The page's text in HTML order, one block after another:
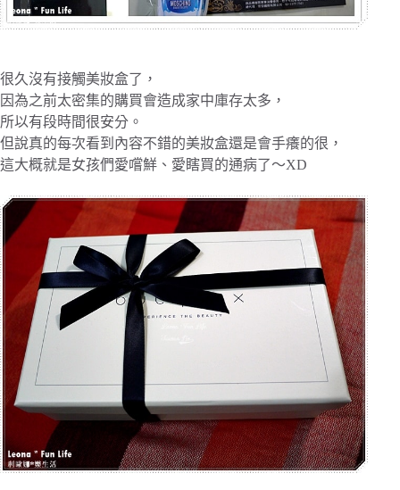
很久沒有接觸美妝盒了，
因為之前太密集的購買會造成家中庫存太多，
所以有段時間很安分。
但說真的每次看到內容不錯的美妝盒還是會手癢的很，
這大概就是女孩們愛嚐鮮、愛瞎買的通病了～XD